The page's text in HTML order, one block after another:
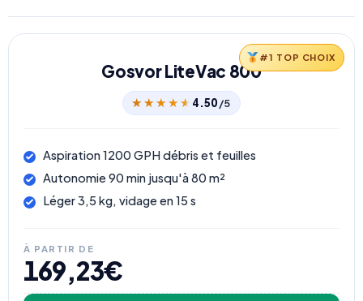
Gosvor LiteVac 800
★★★★★
★★★★★ 4.50/5
Aspiration 1200 GPH débris et feuilles
Autonomie 90 min jusqu'à 80 m²
Léger 3,5 kg, vidage en 15 s
À PARTIR DE
169,23€
#1 TOP CHOIX